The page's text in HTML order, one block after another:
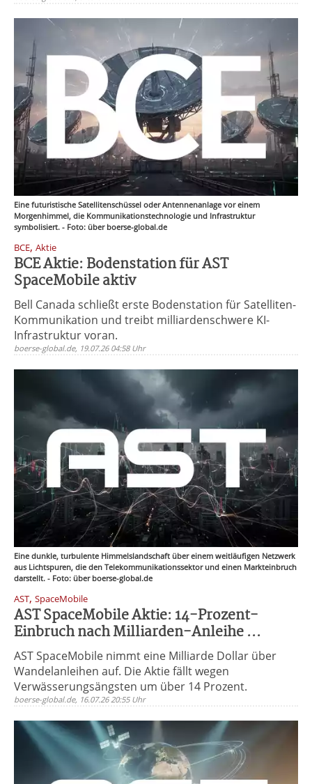
Eine futuristische Satellitenschüssel oder Antennenanlage vor einem
Morgenhimmel, die Kommunikationstechnologie und Infrastruktur
symbolisiert. - Foto: über boerse-global.de
BCE, Aktie
BCE Aktie: Bodenstation für AST
SpaceMobile aktiv
Bell Canada schließt erste Bodenstation für Satelliten-
Kommunikation und treibt milliardenschwere KI-
Infrastruktur voran.
boerse-global.de, 19.07.26 04:58 Uhr
Eine dunkle, turbulente Himmelslandschaft über einem weitläufigen Netzwerk
aus Lichtspuren, die den Telekommunikationssektor und einen Markteinbruch
darstellt. - Foto: über boerse-global.de
AST, SpaceMobile
AST SpaceMobile Aktie: 14-Prozent-
Einbruch nach Milliarden-Anleihe ...
AST SpaceMobile nimmt eine Milliarde Dollar über
Wandelanleihen auf. Die Aktie fällt wegen
Verwässerungsängsten um über 14 Prozent.
boerse-global.de, 16.07.26 20:55 Uhr